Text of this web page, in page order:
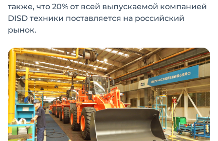
также, что 20% от всей выпускаемой компанией
DISD техники поставляется на российский
рынок.